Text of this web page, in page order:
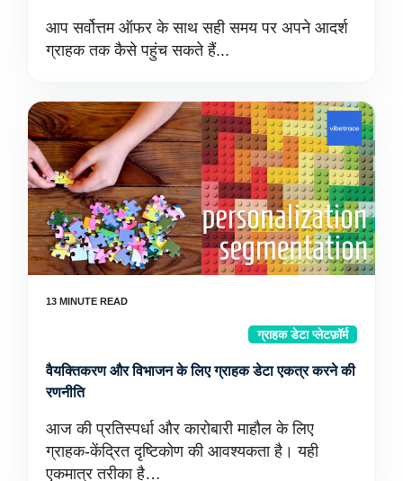
आप सर्वोत्तम ऑफर के साथ सही समय पर अपने आदर्श
ग्राहक तक कैसे पहुंच सकते हैं...
ग्राहक डेटा प्लेटफ़ॉर्म
वैयक्तिकरण और विभाजन के लिए ग्राहक डेटा एकत्र करने की
रणनीति
आज की प्रतिस्पर्धा और कारोबारी माहौल के लिए
ग्राहक-केंद्रित दृष्टिकोण की आवश्यकता है। यही
एकमात्र तरीका है…